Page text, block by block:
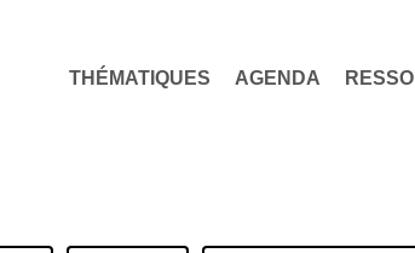
THÉMATIQUES AGENDA